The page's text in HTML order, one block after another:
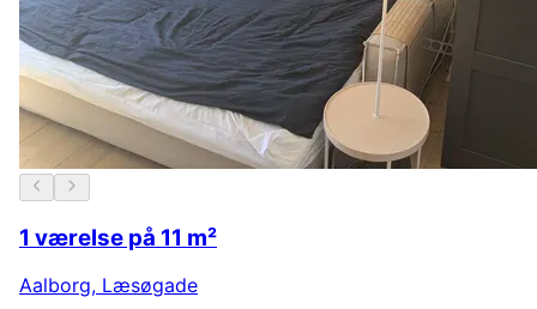
1 værelse på 11 m²
Aalborg, Læsøgade